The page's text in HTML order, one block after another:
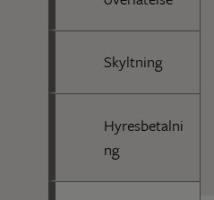
Skyltning
Hyresbetalni
ng